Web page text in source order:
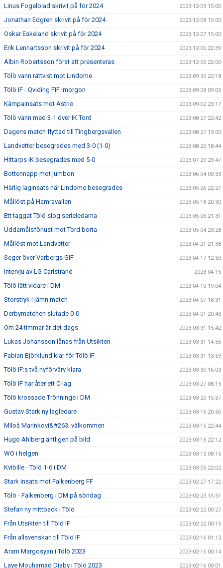
Linus Fogelblad skrivit på för 2024 2023-12-09 15:00
Jonathan Edgren skrivit på för 2024 2023-12-08 15:00
Oskar Eskeland skrivit på för 2024 2023-12-07 15:00
Erik Lennartsson skrivit på för 2024 2023-12-06 22:39
Albin Robertsson först att presenteras 2023-12-06 22:00
Tölö vann rättvist mot Lindome 2023-09-30 22:18
Tölö IF - Qviding FIF imorgon 2023-09-08 09:05
Kämpainsats mot Astrio 2023-09-02 23:17
Tölö vann med 3-1 över IK Tord 2023-08-27 22:42
Dagens match flyttad till Tingbergsvallen 2023-08-27 13:00
Landvetter besegrades med 3-0 (1-0) 2023-08-20 18:44
Hittarps IK besegrades med 5-0 2023-07-29 23:47
Bottennapp mot jumbon 2023-06-04 00:33
Härlig laginsats när Lindome besegrades 2023-05-26 22:27
Mållöst på Hamravallen 2023-05-18 20:30
Ett taggat Tölö slog serieledarna 2023-05-06 21:31
Uddamålsförlust mot Tord borta 2023-05-04 23:28
Mållöst mot Landvetter 2023-04-21 21:38
Seger över Varbergs GIF 2023-04-17 12:50
Intervju av LG Carlstrand 2023-04-15
Tölö lätt vidare i DM 2023-04-10 19:04
Storstryk i jämn match 2023-04-07 18:31
Derbymatchen slutade 0-0 2023-04-01 20:43
Om 24 timmar är det dags 2023-03-31 15:42
Lukas Johansson lånas från Utsikten 2023-03-31 14:56
Fabian Björklund klar för Tölö IF 2023-03-31 13:59
Tölö IF:s två nyförvärv klara 2023-03-30 16:03
Tölö IF har åter ett C-lag 2023-03-27 08:15
Tölö krossade Trönninge i DM 2023-03-20 15:37
Gustav Stark ny lagledare 2023-03-16 20:50
Miloš Marinkovi&#263; välkommen 2023-03-15 22:44
Hugo Ahlberg äntligen på bild 2023-03-15 22:12
WO i helgen 2023-03-13 08:15
Kvibille - Tölö 1-6 i DM 2023-03-05 22:02
Stark insats mot Falkenberg FF 2023-02-27 17:22
Tölö - Falkenberg i DM på söndag 2023-02-23 15:51
Stefan ny mittback i Tölö 2023-02-22 00:27
Från Utsikten till Tölö IF 2023-02-22 00:15
Från allsvenskan till Tölö IF 2023-02-16 01:13
Aram Margosyan i Tölö 2023 2023-02-16 00:14
Laye Mouhamad Diaby i Tölö 2023 2023-02-16 00:01